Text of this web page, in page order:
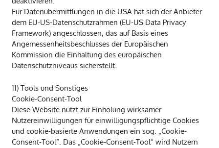
Für Datenübermittlungen in die USA hat sich der Anbieter
dem EU-US-Datenschutzrahmen (EU-US Data Privacy
Framework) angeschlossen, das auf Basis eines
Angemessenheitsbeschlusses der Europäischen
Kommission die Einhaltung des europäischen
Datenschutzniveaus sicherstellt.
11) Tools und Sonstiges
Cookie-Consent-Tool
Diese Website nutzt zur Einholung wirksamer
Nutzereinwilligungen für einwilligungspflichtige Cookies
und cookie-basierte Anwendungen ein sog. „Cookie-
Consent-Tool“. Das „Cookie-Consent-Tool“ wird Nutzern